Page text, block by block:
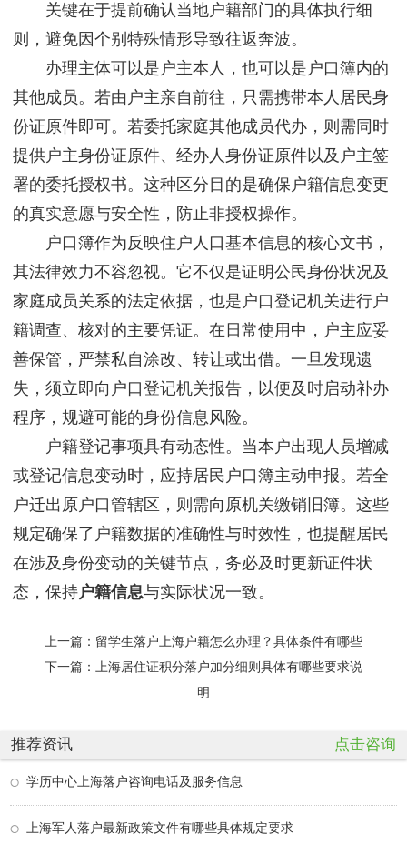
关键在于提前确认当地户籍部门的具体执行细
则，避免因个别特殊情形导致往返奔波。
办理主体可以是户主本人，也可以是户口簿内的
其他成员。若由户主亲自前往，只需携带本人居民身
份证原件即可。若委托家庭其他成员代办，则需同时
提供户主身份证原件、经办人身份证原件以及户主签
署的委托授权书。这种区分目的是确保户籍信息变更
的真实意愿与安全性，防止非授权操作。
户口簿作为反映住户人口基本信息的核心文书，
其法律效力不容忽视。它不仅是证明公民身份状况及
家庭成员关系的法定依据，也是户口登记机关进行户
籍调查、核对的主要凭证。在日常使用中，户主应妥
善保管，严禁私自涂改、转让或出借。一旦发现遗
失，须立即向户口登记机关报告，以便及时启动补办
程序，规避可能的身份信息风险。
户籍登记事项具有动态性。当本户出现人员增减
或登记信息变动时，应持居民户口簿主动申报。若全
户迁出原户口管辖区，则需向原机关缴销旧簿。这些
规定确保了户籍数据的准确性与时效性，也提醒居民
在涉及身份变动的关键节点，务必及时更新证件状
态，保持户籍信息与实际状况一致。
上一篇： 留学生落户上海户籍怎么办理？具体条件有哪些
下一篇：
上海居住证积分落户加分细则具体有哪些要求说
明
推荐资讯 点击咨询
学历中心上海落户咨询电话及服务信息
上海军人落户最新政策文件有哪些具体规定要求